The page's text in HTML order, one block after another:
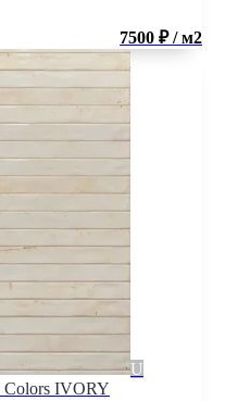
7500 ₽ / м2
Colors IVORY